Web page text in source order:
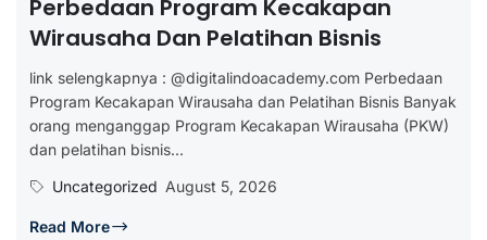
Perbedaan Program Kecakapan
Wirausaha Dan Pelatihan Bisnis
link selengkapnya : @digitalindoacademy.com Perbedaan
Program Kecakapan Wirausaha dan Pelatihan Bisnis Banyak
orang menganggap Program Kecakapan Wirausaha (PKW)
dan pelatihan bisnis...
Uncategorized August 5, 2026
Read More